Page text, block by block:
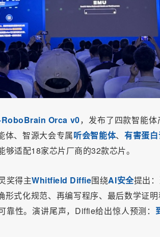
Orca v0，发布了四款智能
体、智源大会专属听会智能体、有害蛋
够适配18家芯片厂商的32款芯片。
奖得主Whitfield Diffie围绕AI安全提出
式化规范、再编写程序、最后数学证
性。演讲尾声，Diffie给出惊人预测：